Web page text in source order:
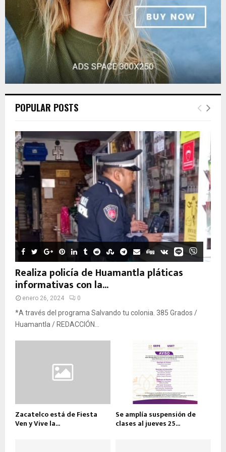
POPULAR POSTS
Realiza policía de Huamantla pláticas
informativas con la...
enero 26, 2024 0
*A través del programa Salvando tu colonia. 385 Grados /
Huamantla / REDACCIÓN...
Zacatelco está de Fiesta
Ven y Vive la...
Se amplía suspensión de
clases al jueves 25...